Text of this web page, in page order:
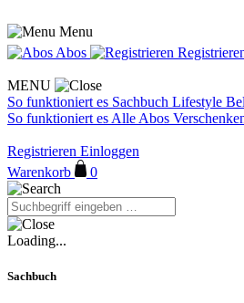
Menu
Abos
MENU
So funktioniert es Sachbuch Lifestyle
So funktioniert es Alle Abos
Registrieren Einloggen
Warenkorb
0
Loading...
Sachbuch